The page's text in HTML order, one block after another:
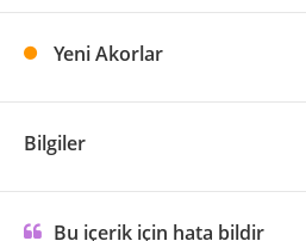
Yeni Akorlar
Bilgiler
Bu içerik için hata bildir